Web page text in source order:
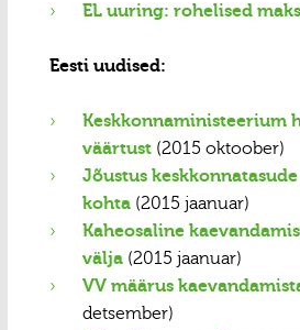
EL uuring: rohelised
Eesti uudised:
Keskkonnaministeerium
väärtust(2015 oktoober)
Jõustus
kohta(2015 jaanuar)
Kaheosaline
välja(2015 jaanuar)
VV määrus
detsember)